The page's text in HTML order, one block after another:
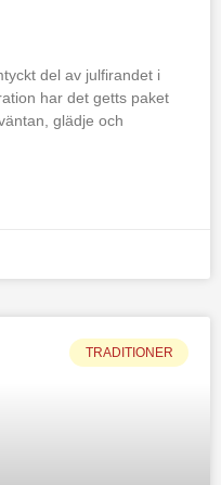
del av julfirandet i
har det getts paket
glädje och
TRADITIONER